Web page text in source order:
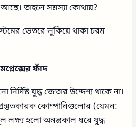
তাহলে সমস্যা কোথায়?
ভেতরে লুকিয়ে থাকা চরম
ফাঁদ
যুদ্ধ জেতার উদ্দেশ্য থাকে না।
কোম্পানিগুলোর (যেমন:
লক্ষ্য হলো অনন্তকাল ধরে যুদ্ধ